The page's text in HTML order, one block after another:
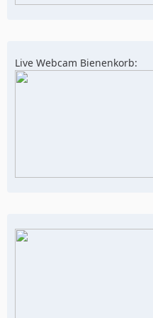
Live Webcam Bienenkorb: